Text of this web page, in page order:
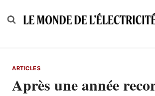
to
ARTICLES
Après une année